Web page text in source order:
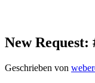
New Request:
Geschrieben von